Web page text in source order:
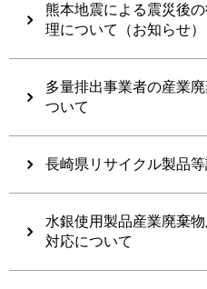
熊本地震による震災後
理について（お知らせ）
多量排出事業者の産業
ついて
長崎県リサイクル製品
水銀使用製品産業廃棄
対応について